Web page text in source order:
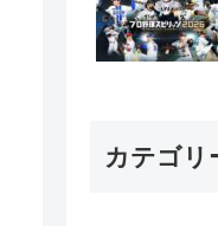
カテゴリ